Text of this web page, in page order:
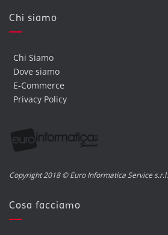
Chi siamo
Chi Siamo
Dove siamo
E-Commerce
Privacy Policy
Copyright 2018 © Euro Informatica Service s.r.l.
Cosa facciamo